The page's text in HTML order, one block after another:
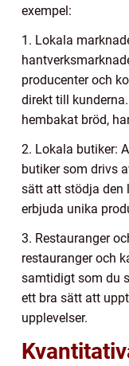
exempel:
1. Lokala
producenter och
direkt till
hembakat bröd,
2. Lokala butiker:
butiker som drivs
sätt att stödja den
erbjuda unika
3. Restauranger
restauranger och
samtidigt som du
ett bra sätt att
upplevelser.